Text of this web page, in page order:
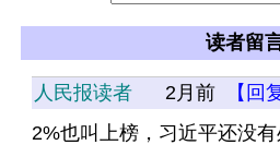
读者留
人民报读者 2月前
【回
2%也叫上榜，习近平还没